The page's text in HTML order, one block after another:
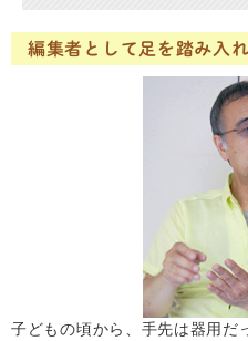
編集者として足を踏み入
子どもの頃から、手先は器用だ